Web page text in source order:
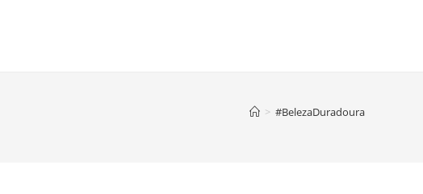
> #BelezaDuradoura